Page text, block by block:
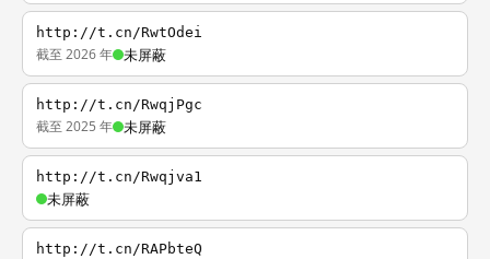
http://t.cn/RwtOdei
截至 2026 年 未屏蔽
http://t.cn/RwqjPgc
截至 2025 年 未屏蔽
http://t.cn/Rwqjva1
未屏蔽
http://t.cn/RAPbteQ